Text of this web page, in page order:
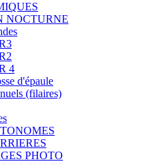
NOCTURNE
4
d'épaule
(filaires)
PHOTO